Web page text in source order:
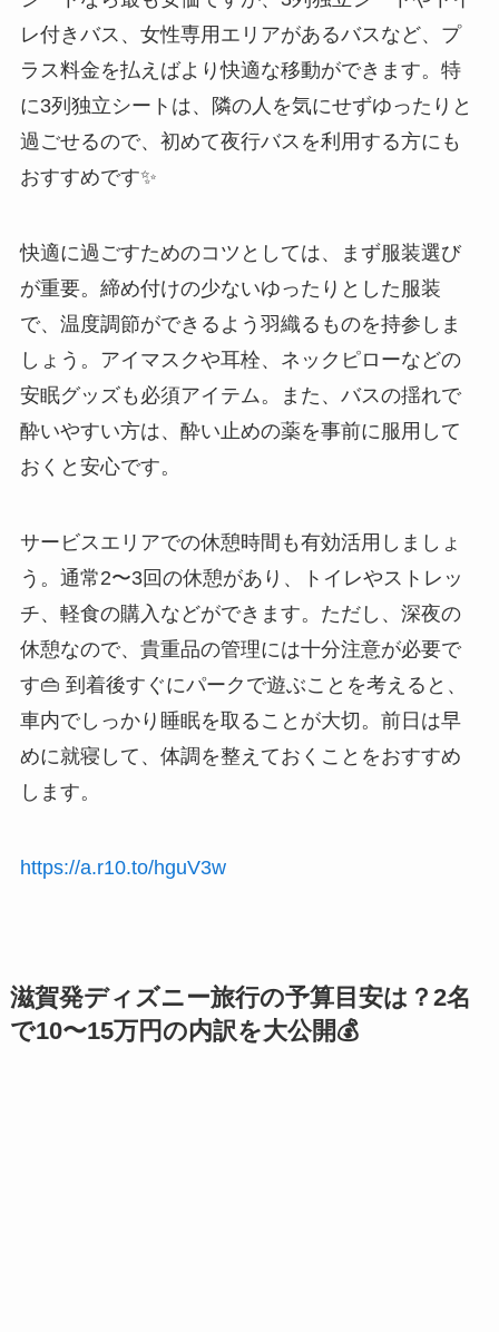
レ付きバス、女性専用エリアがあるバスなど、プ
ラス料金を払えばより快適な移動ができます。特
に3列独立シートは、隣の人を気にせずゆったりと
過ごせるので、初めて夜行バスを利用する方にも
おすすめです✨
快適に過ごすためのコツとしては、まず服装選び
が重要。締め付けの少ないゆったりとした服装
で、温度調節ができるよう羽織るものを持参しま
しょう。アイマスクや耳栓、ネックピローなどの
安眠グッズも必須アイテム。また、バスの揺れで
酔いやすい方は、酔い止めの薬を事前に服用して
おくと安心です。
サービスエリアでの休憩時間も有効活用しましょ
う。通常2〜3回の休憩があり、トイレやストレッ
チ、軽食の購入などができます。ただし、深夜の
休憩なので、貴重品の管理には十分注意が必要で
す👜 到着後すぐにパークで遊ぶことを考えると、
車内でしっかり睡眠を取ることが大切。前日は早
めに就寝して、体調を整えておくことをおすすめ
します。
https://a.r10.to/hguV3w
滋賀発ディズニー旅行の予算目安は？2名
で10〜15万円の内訳を大公開💰